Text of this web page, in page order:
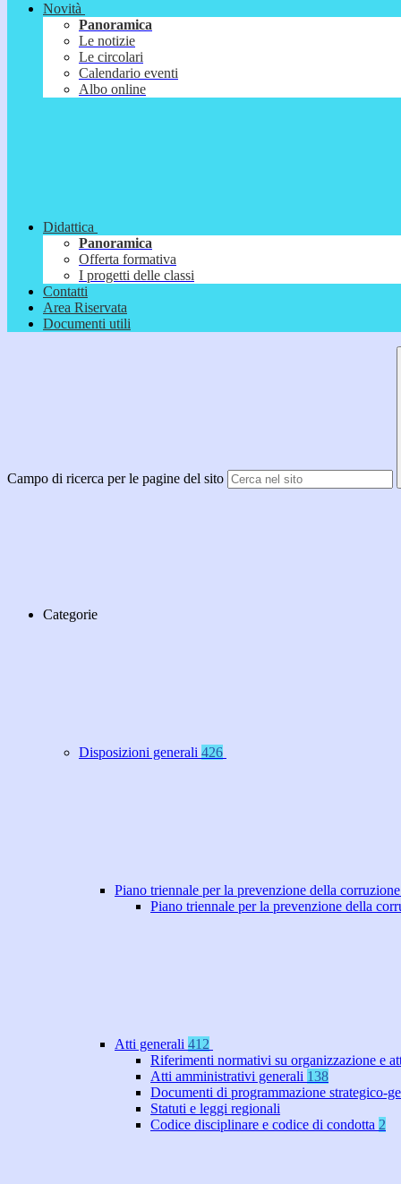
Novità
Panoramica
Le notizie
Le circolari
Calendario eventi
Albo online
Didattica
Panoramica
Offerta formativa
I progetti delle classi
Contatti
Area Riservata
Documenti utili
Campo di ricerca per le pagine del sito
Categorie
Disposizioni generali 426
Piano triennale per la prevenzione della
Piano triennale per la prevenzione della
Atti generali 412
Riferimenti normativi su organizzazione e
Atti amministrativi generali 138
Documenti di programmazione strategico-
Statuti e leggi regionali
Codice disciplinare e codice di condotta 2